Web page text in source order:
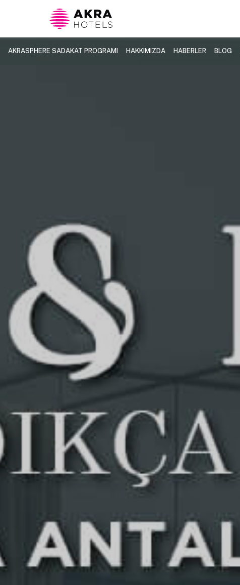
AKRASPHERE SADAKAT PROGRAMI HAKKIMIZDA HABERLER BLOG